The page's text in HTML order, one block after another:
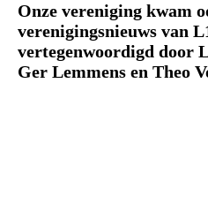
Onze vereniging kwam
verenigingsnieuws van
vertegenwoordigd door
Ger Lemmens en Theo